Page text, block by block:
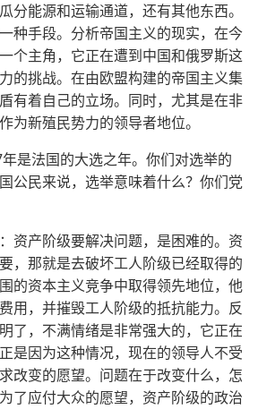
分能源和运输通道，还有其他东西。
种手段。分析帝国主义的现实，在今
个主角，它正在遭到中国和俄罗斯这
的挑战。在由欧盟构建的帝国主义集
有着自己的立场。同时，尤其是在非
为新殖民势力的领导者地位。
是法国的大选之年。你们对选举的
公民来说，选举意味着什么？你们党
资产阶级要解决问题，是困难的。资
，那就是去破坏工人阶级已经取得的
的资本主义竞争中取得领先地位，他
用，并摧毁工人阶级的抵抗能力。反
了，不满情绪是非常强大的，它正在
是因为这种情况，现在的领导人不受
改变的愿望。问题在于改变什么，怎
了应付大众的愿望，资产阶级的政治